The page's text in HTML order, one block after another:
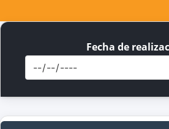
Fecha de